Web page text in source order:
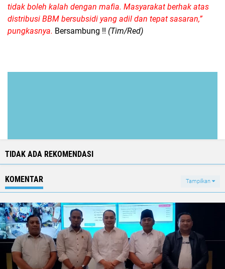
tidak boleh kalah dengan mafia. Masyarakat berhak atas
distribusi BBM bersubsidi yang adil dan tepat sasaran,”
pungkasnya. Bersambung !! (Tim/Red)
TIDAK ADA REKOMENDASI
KOMENTAR Tampilkan